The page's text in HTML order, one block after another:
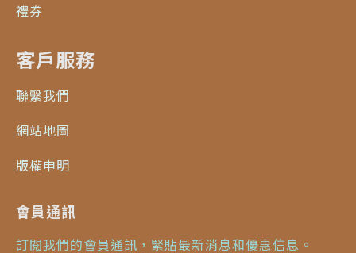
禮券
客戶服務
聯繫我們
網站地圖
版權申明
會員通訊
訂閱我們的會員通訊，緊貼最新消息和優惠信息。